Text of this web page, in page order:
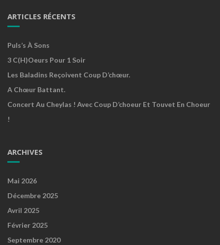
ARTICLES RÉCENTS
Puls’s À Sons
3 C(h)oeurs Pour 1 Soir
Les Baladins Reçoivent Coup D’chœur.
A Chœur Battant.
Concert Au Cheylas ! Avec Coup D’choeur Et Touvet En Choeur
!
ARCHIVES
Mai 2026
Décembre 2025
Avril 2025
Février 2025
Septembre 2020